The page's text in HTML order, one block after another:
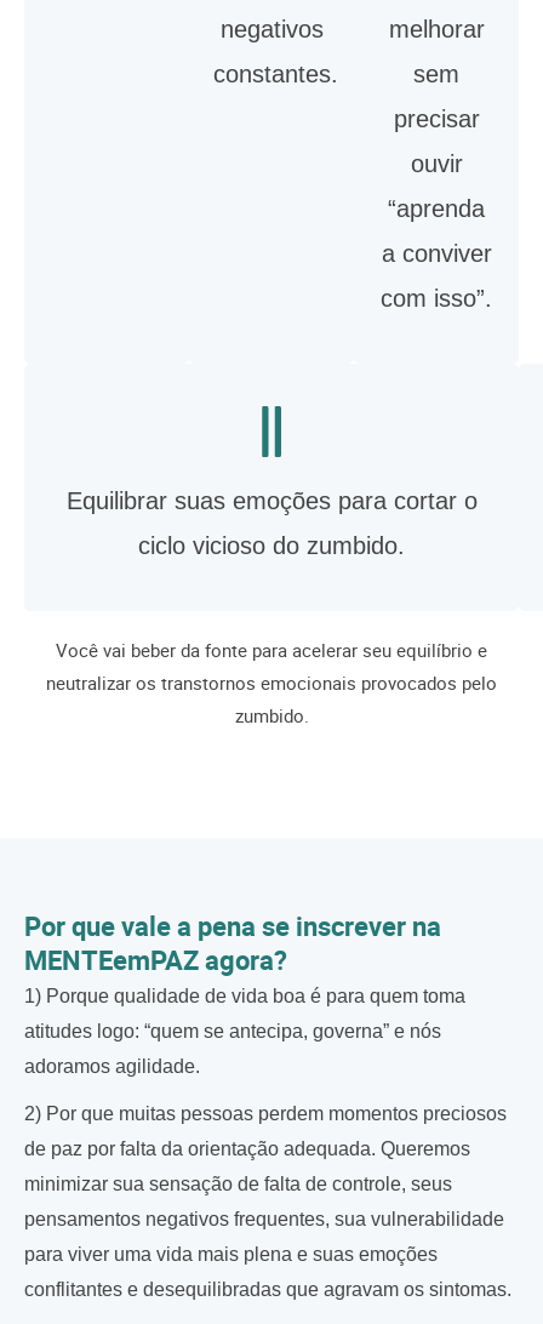
negativos
constantes.
melhorar
sem
precisar
ouvir
“aprenda
a conviver
com isso”.
Equilibrar suas emoções para cortar o
ciclo vicioso do zumbido.
Você vai beber da fonte para acelerar seu equilíbrio e
neutralizar os transtornos emocionais provocados pelo
zumbido.
Por que vale a pena se inscrever na
MENTEemPAZ agora?
1) Porque qualidade de vida boa é para quem toma
atitudes logo: “quem se antecipa, governa” e nós
adoramos agilidade.
2) Por que muitas pessoas perdem momentos preciosos
de paz por falta da orientação adequada. Queremos
minimizar sua sensação de falta de controle, seus
pensamentos negativos frequentes, sua vulnerabilidade
para viver uma vida mais plena e suas emoções
conflitantes e desequilibradas que agravam os sintomas.